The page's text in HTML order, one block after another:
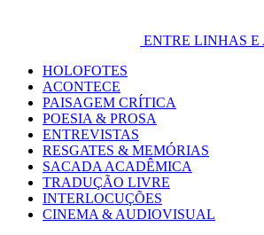
ENTRE LINHAS E
Primary
Menu
HOLOFOTES
ACONTECE
PAISAGEM CRÍTICA
POESIA & PROSA
ENTREVISTAS
RESGATES & MEMÓRIAS
SACADA ACADÊMICA
TRADUÇÃO LIVRE
INTERLOCUÇÕES
CINEMA & AUDIOVISUAL